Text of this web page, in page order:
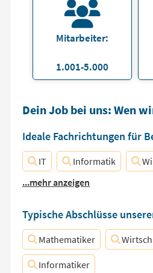
Mitarbeiter:
1.001-5.000
Dein Job bei uns: Wen
Ideale Fachrichtungen für
IT Informatik
...mehr anzeigen
Typische Abschlüsse
Mathematiker
Informatiker